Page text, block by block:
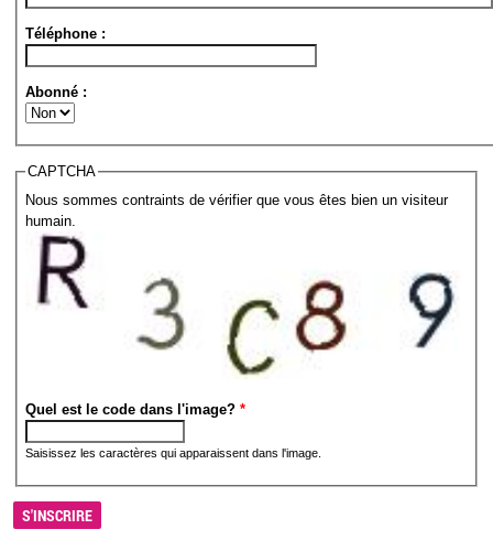
Téléphone :
Abonné :
CAPTCHA
Nous sommes contraints de vérifier que vous êtes bien un visiteur
humain.
Quel est le code dans l'image? *
Saisissez les caractères qui apparaissent dans l'image.